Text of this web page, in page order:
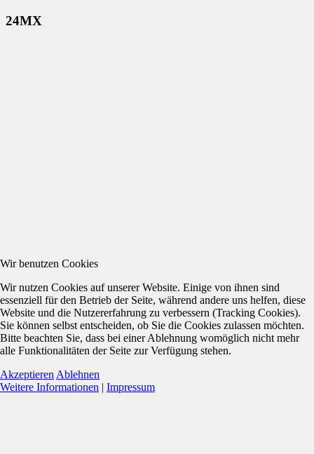
24MX
Wir benutzen Cookies
Wir nutzen Cookies auf unserer Website. Einige von ihnen sind
essenziell für den Betrieb der Seite, während andere uns helfen, diese
Website und die Nutzererfahrung zu verbessern (Tracking Cookies).
Sie können selbst entscheiden, ob Sie die Cookies zulassen möchten.
Bitte beachten Sie, dass bei einer Ablehnung womöglich nicht mehr
alle Funktionalitäten der Seite zur Verfügung stehen.
Akzeptieren Ablehnen
Weitere Informationen | Impressum